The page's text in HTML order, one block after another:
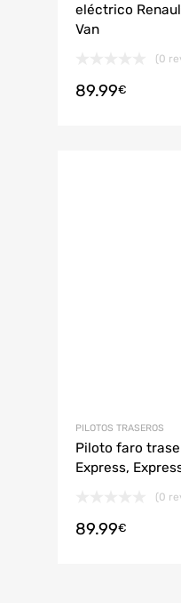
eléctrico
Van
(0
89.99€
Añadir al carrito
PILOTOS TRASEROS
Piloto faro
Express,
(0
89.99€